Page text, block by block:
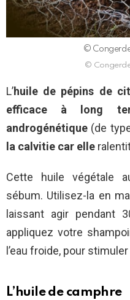
©
©
L’huile de pépins de
efficace à long
androgénétique (de
la calvitie car elle
Cette huile végétale
sébum. Utilisez-la en
laissant agir pendant
appliquez votre
l’eau froide, pour
L’huile de camphre